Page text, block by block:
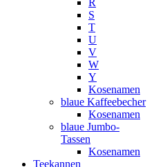
R
S
T
U
V
W
Y
Kosenamen
blaue Kaffeebecher
Kosenamen
blaue Jumbo-
Tassen
Kosenamen
Teekannen